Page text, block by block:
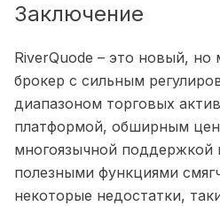
Заключение
RiverQuode – это новый,
брокер с сильным
диапазоном торговых
платформой, обширным
многоязычной поддержкой
полезными функциями
некоторые недостатки,